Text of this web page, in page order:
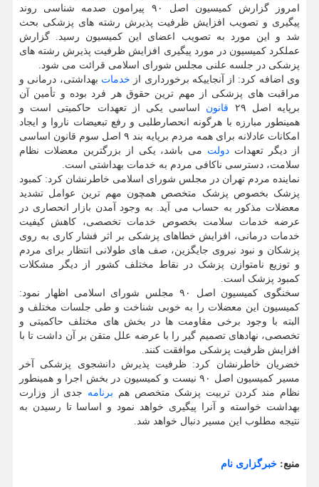
امروز گزارش کمیسیون اصل ۹۰ پیرامون صدمه شناسی روند
پیگیری و تصویب افزایش ظرفیت پذیرش رشته های پزشکی بحث
شد و این مورد به تصویب اعضای این کمیسیون رسید. گزارش
عملکرد کمیسیون در مورد پیگیری افزایش ظرفیت پذیرش رشته های
پزشکی در جلسه علنی مجلس شورای اسلامی قرائت می شود.
وی اضافه کرد: از آنجاییکه برخورداری از خدمات بهداشتی، درمانی و
مراقبت های پزشکی از مهم ترین حقوق هر فرد بوده و تأمین آن
برپایه اصل ۲۹
قانون اساسی یکی از تعهدات حاکمیتی است و
همینطور مبارزه با هرگونه انحصارطلبی و رفع تبعیضات ناروا و ایجاد
امکانات عادلانه برای همه مردم برپایه بند ۹ اصل سوم قانون اساسی
از دیگر تعهدات دولت می باشد، یکی از بزرگترین معضلات نظام
سلامت، دسترسی ناکافی مردم به خدمات بهداشتی است.
نماینده مردم تهران در مجلس شورای اسلامی خاطرنشان کرد: کمبود
پزشک بخصوص پزشک متخصص همچون مهم ترین عوامل تشدید
معضلات مذکور به حساب می آید. به وجود آمدن بازار انحصاری در
عرضه خدمات سلامت بخصوص خدمات تخصصی، کاهش کیفیت
خدمات درمانی، افزایش خطاهای پزشکی بر اثر فشار کاری به روی
پزشکان و نبود نیروی جایگزین، صف های طولانی انتظار برای مردم
و توزیع نامتوازن پزشک در نقاط مختلف کشور از دیگر مشکلات
کمبود پزشک است.
سخنگوی کمیسیون اصل ۹۰ مجلس شورای اسلامی اظهار نمود:
کمیسیون این معضلات را به خوبی شناخت و طی جلسات مختلف و
البته با وجود برخی مقاومت ها در بخش های مختلف حاکمیتی و
تخصصی، نهادهای تصمیم گیر را با عرضه علل متقن بر آن داشت تا با
افزایش ظرفیت پزشکی موافقت کنند.
خضریان خاطرنشان کرد: ظرفیت پذیرش دانشجوی پزشکی آخر
مسیر کمیسیون اصل ۹۰ نیست و کمیسیون در بخش اجرا و همینطور
نظام مند کردن تربیت پزشک متخصص هم برنامه جدی از وزارت
بهداشت خواسته و آنرا پیگیری خواهد نمود و اساسا تا رسیدن به
نتیجه مطلوب این مسیر دنبال خواهد شد.
منبع: خبرگزاری نام